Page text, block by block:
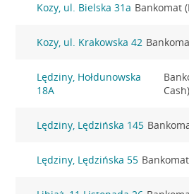
Kozy, ul. Bielska 31a Bankomat
Kozy, ul. Krakowska 42
Lędziny, Hołdunowska
18A
Cash)
Lędziny, Lędzińska 145
Lędziny, Lędzińska 55